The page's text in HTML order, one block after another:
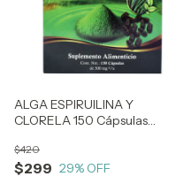
ALGA ESPIRUILINA Y
CLORELA 150 Cápsulas
$299
$420
29% OFF